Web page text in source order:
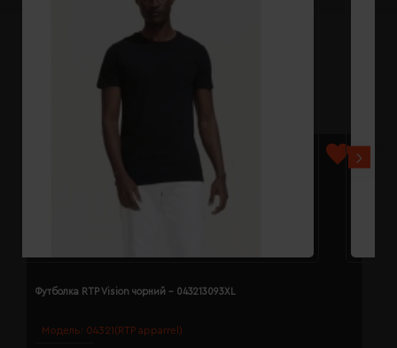
Модель: 04321(RTP apparrel)
Футболка RTP Vision чорний - 043213093XL